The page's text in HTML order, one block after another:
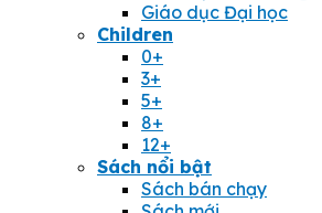
Giáo dục Đại học
Children
0+
3+
5+
8+
12+
Sách nổi bật
Sách bán chạy